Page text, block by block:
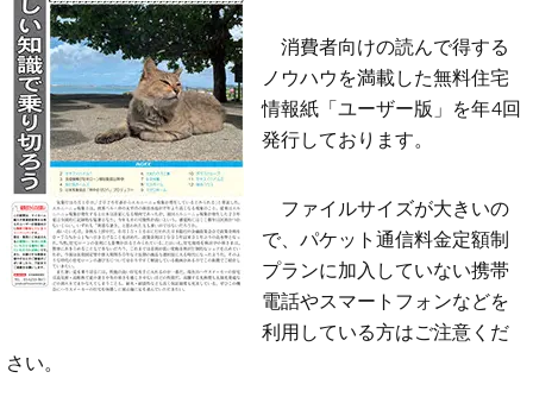
消費者向けの読んで得する
ノウハウを満載した無料住宅
情報紙「ユーザー版」を年4回
発行しております。
ファイルサイズが大きいの
で、パケット通信料金定額制
プランに加入していない携帯
電話やスマートフォンなどを
利用している方はご注意くだ
さい。